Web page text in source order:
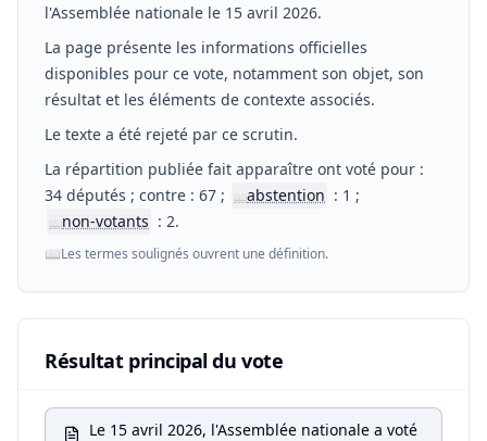
l'Assemblée nationale le 15 avril 2026.
La page présente les informations officielles
disponibles pour ce vote, notamment son objet, son
résultat et les éléments de contexte associés.
Le texte a été rejeté par ce scrutin.
La répartition publiée fait apparaître ont voté pour :
34 députés ; contre : 67 ;
📖abstention : 1 ;
📖non-votants : 2.
📖Les termes soulignés ouvrent une définition.
Résultat principal du vote
Le 15 avril 2026, l'Assemblée nationale a voté